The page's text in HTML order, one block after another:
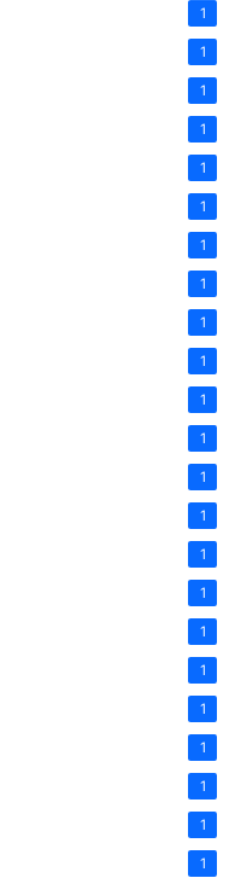
1
1
1
1
1
1
1
1
1
1
1
1
1
1
1
1
1
1
1
1
1
1
1